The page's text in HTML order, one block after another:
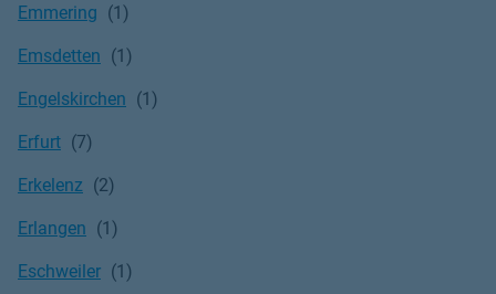
Emmering
Emsdetten
Engelskirchen
Erfurt
Erkelenz
Erlangen
Eschweiler